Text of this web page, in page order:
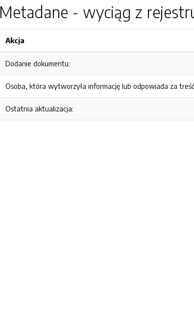
Metadane - wyciąg z
Akcja
Dodanie dokumentu:
Osoba, która wytworzyła informację lub odpowiada za
Ostatnia aktualizacja: